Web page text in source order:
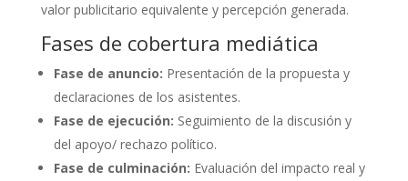
valor publicitario equivalente y percepción generada.
Fases de cobertura mediática
Fase de anuncio: Presentación de la propuesta y
declaraciones de los asistentes.
Fase de ejecución: Seguimiento de la discusión y
del apoyo/ rechazo político.
Fase de culminación: Evaluación del impacto real y